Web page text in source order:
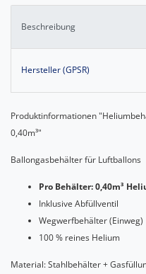
Beschreibung
Hersteller (GPSR)
Produktinformationen
0,40m³"
Ballongasbehälter für Luftballons
Pro Behälter: 0,40m³
Inklusive Abfüllventil
Wegwerfbehälter (Einweg)
100 % reines Helium
Material: Stahlbehälter +